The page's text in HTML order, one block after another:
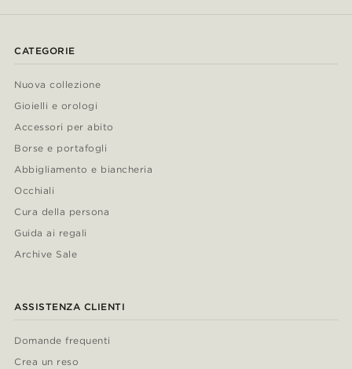
CATEGORIE
Nuova collezione
Gioielli e orologi
Accessori per abito
Borse e portafogli
Abbigliamento e biancheria
Occhiali
Cura della persona
Guida ai regali
Archive Sale
ASSISTENZA CLIENTI
Domande frequenti
Crea un reso